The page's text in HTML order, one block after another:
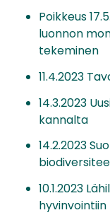
Poikkeus
luonnon
tekeminen
11.4.2023
14.3.2023
kannalta
14.2.2023
10.1.2023
hyvinvointiin